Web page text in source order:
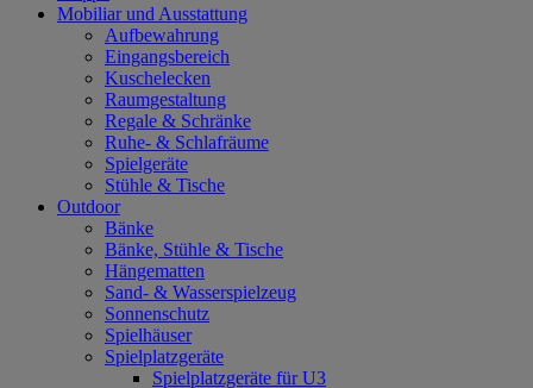
Mobiliar und Ausstattung
Aufbewahrung
Eingangsbereich
Kuschelecken
Raumgestaltung
Regale & Schränke
Ruhe- & Schlafräume
Spielgeräte
Stühle & Tische
Outdoor
Bänke
Bänke, Stühle & Tische
Hängematten
Sand- & Wasserspielzeug
Sonnenschutz
Spielhäuser
Spielplatzgeräte
Spielplatzgeräte für U3